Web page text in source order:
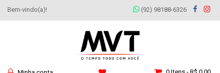
Bem-vindo(a)! (92) 98188-6326